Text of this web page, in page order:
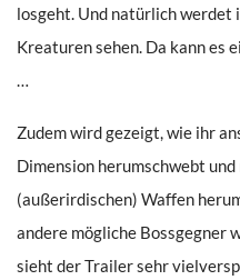
losgeht. Und natürlich werdet
Kreaturen sehen. Da kann es
…
Zudem wird gezeigt, wie ihr
Dimension herumschwebt
(außerirdischen) Waffen
andere mögliche Bossgegner
sieht der Trailer sehr